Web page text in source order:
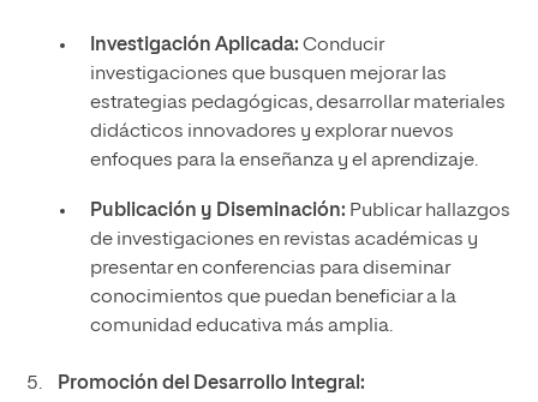
Investigación Aplicada: Conducir
investigaciones que busquen mejorar las
estrategias pedagógicas, desarrollar materiales
didácticos innovadores y explorar nuevos
enfoques para la enseñanza y el aprendizaje.
Publicación y Diseminación: Publicar hallazgos
de investigaciones en revistas académicas y
presentar en conferencias para diseminar
conocimientos que puedan beneficiar a la
comunidad educativa más amplia.
Promoción del Desarrollo Integral: